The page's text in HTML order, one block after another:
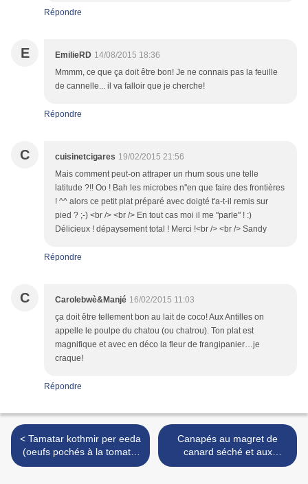
Répondre
E EmilieRD 14/08/2015 18:36
Mmmm, ce que ça doit être bon! Je ne connais pas la feuille
de cannelle... il va falloir que je cherche!
Répondre
C cuisinetcigares 19/02/2015 21:56
Mais comment peut-on attraper un rhum sous une telle
latitude ?!! Oo ! Bah les microbes n''en que faire des frontières
! ^^ alors ce petit plat préparé avec doigté t'a-t-il remis sur
pied ? ;-) <br /> <br /> En tout cas moi il me "parle" ! :)
Délicieux ! dépaysement total ! Merci !<br /> <br /> Sandy
Répondre
C Carolebwè&Manjé 16/02/2015 11:03
ça doit être tellement bon au lait de coco! Aux Antilles on
appelle le poulpe du chatou (ou chatrou). Ton plat est
magnifique et avec en déco la fleur de frangipanier…je
craque!
Répondre
< Tamatar kothmir per eeda
(oeufs pochés à la tomate,
façon Parsi)
Canapés au magret de
canard séché et aux
achards de papaye verte au